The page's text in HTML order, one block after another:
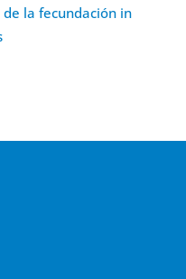
la fecundación in